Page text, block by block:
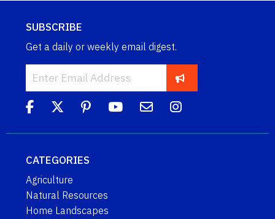
SUBSCRIBE
Get a daily or weekly email digest.
CATEGORIES
Agriculture
Natural Resources
Home Landscapes